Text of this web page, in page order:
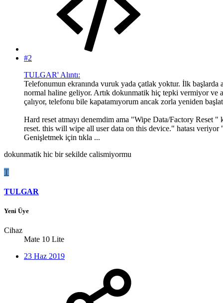
#2
TULGAR' Alıntı:
Telefonumun ekranında vuruk yada çatlak yoktur. İlk
normal haline geliyor. Artık dokunmatik hiç tepki vermiyor ve
çalıyor, telefonu bile kapatamıyorum ancak zorla yeniden
Hard reset atmayı denemdim ama "Wipe Data/Factory Reset
reset. this will wipe all user data on this device." hatası veriyor
Genişletmek için tıkla ...
dokunmatik hic bir sekilde calismiyormu
T
TULGAR
Yeni Üye
Cihaz
Mate 10 Lite
23 Haz 2019